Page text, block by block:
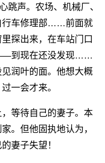
跳声。农场、机械厂、
行车修理部……前面就
探出来，在车站门口
到现在还没发现……
润叶的面。他想大概
一会才来。
等待自己的妻子。本
。但他固执地认为，
妻子失望！